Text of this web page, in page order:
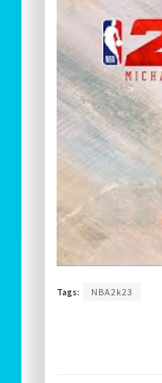
Tags: NBA2k23